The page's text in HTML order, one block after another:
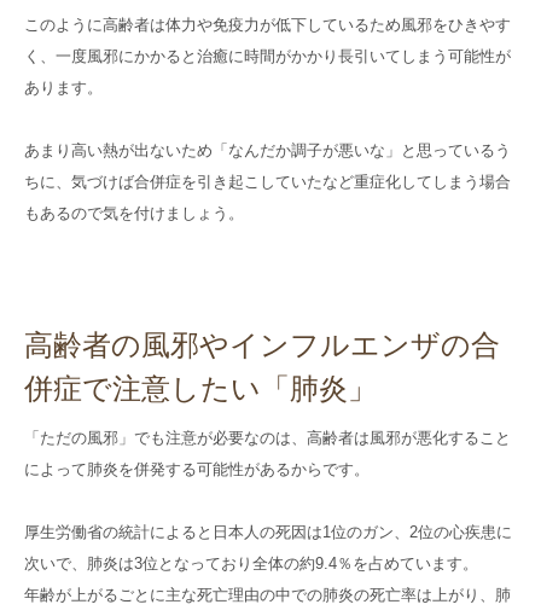
このように高齢者は体力や免疫力が低下しているため風邪をひきやす
く、一度風邪にかかると治癒に時間がかかり長引いてしまう可能性が
あります。
あまり高い熱が出ないため「なんだか調子が悪いな」と思っているう
ちに、気づけば合併症を引き起こしていたなど重症化してしまう場合
もあるので気を付けましょう。
高齢者の風邪やインフルエンザの合
併症で注意したい「肺炎」
「ただの風邪」でも注意が必要なのは、高齢者は風邪が悪化すること
によって肺炎を併発する可能性があるからです。
厚生労働省の統計によると日本人の死因は1位のガン、2位の心疾患に
次いで、肺炎は3位となっており全体の約9.4％を占めています。
年齢が上がるごとに主な死亡理由の中での肺炎の死亡率は上がり、肺